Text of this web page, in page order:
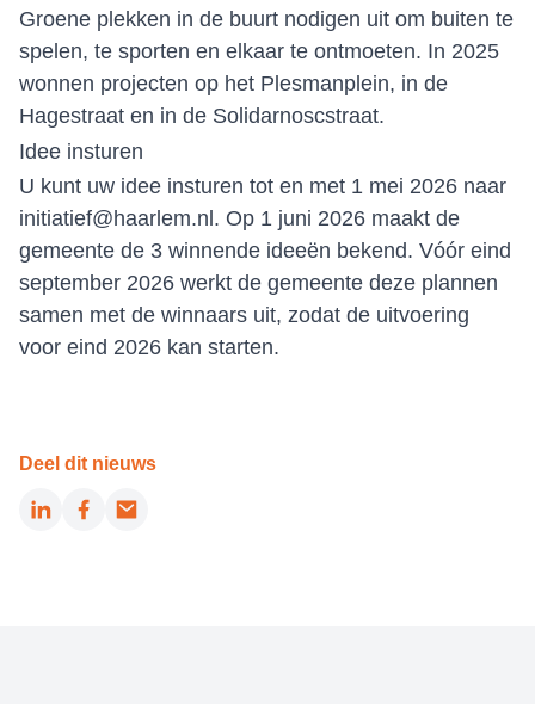
Groene plekken in de buurt nodigen uit om buiten te
spelen, te sporten en elkaar te ontmoeten. In 2025
wonnen projecten op het Plesmanplein, in de
Hagestraat en in de Solidarnoscstraat.
Idee insturen
U kunt uw idee insturen tot en met 1 mei 2026 naar
initiatief@haarlem.nl . Op 1 juni 2026 maakt de
gemeente de 3 winnende ideeën bekend. Vóór eind
september 2026 werkt de gemeente deze plannen
samen met de winnaars uit, zodat de uitvoering
voor eind 2026 kan starten.
Deel dit nieuws
LinkedInFacebook
Email